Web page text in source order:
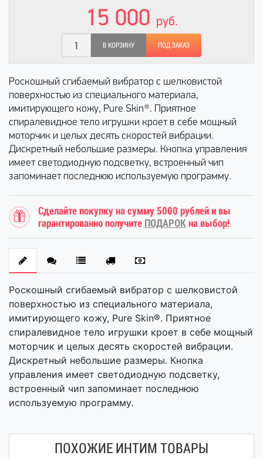
15 000 руб.
В КОРЗИНУ ПОД ЗАКАЗ
Роскошный сгибаемый вибратор с шелковистой
поверхностью из специального материала,
имитирующего кожу, Pure Skin®. Приятное
спиралевидное тело игрушки кроет в себе мощный
моторчик и целых десять скоростей вибрации.
Дискретный небольшие размеры. Кнопка управления
имеет светодиодную подсветку, встроенный чип
запоминает последнюю используемую программу.
Сделайте покупку на сумму 5000 рублей и вы
гарантированно получите ПОДАРОК на выбор!
Роскошный сгибаемый вибратор с шелковистой
поверхностью из специального материала,
имитирующего кожу, Pure Skin®. Приятное
спиралевидное тело игрушки кроет в себе мощный
моторчик и целых десять скоростей вибрации.
Дискретный небольшие размеры. Кнопка
управления имеет светодиодную подсветку,
встроенный чип запоминает последнюю
используемую программу.
ПОХОЖИЕ ИНТИМ ТОВАРЫ